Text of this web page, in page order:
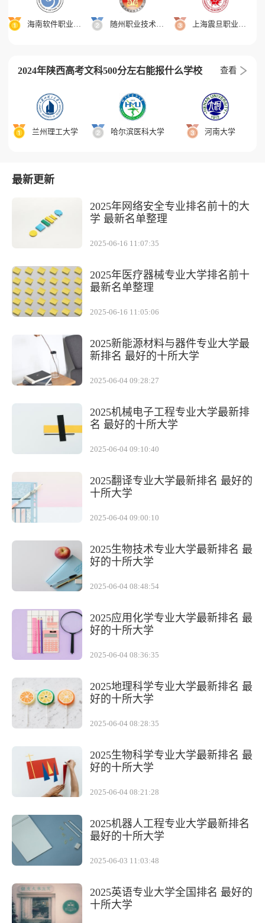
海南软件职业技术学院 随州职业技术学院 上海震旦职业学院
2024年陕西高考文科500分左右能报什么学校 查看
兰州理工大学 哈尔滨医科大学 河南大学
最新更新
2025年网络安全专业排名前十的大
学 最新名单整理
2025-06-16 11:07:35
2025年医疗器械专业大学排名前十
最新名单整理
2025-06-16 11:05:06
2025新能源材料与器件专业大学最
新排名 最好的十所大学
2025-06-04 09:28:27
2025机械电子工程专业大学最新排
名 最好的十所大学
2025-06-04 09:10:40
2025翻译专业大学最新排名 最好的
十所大学
2025-06-04 09:00:10
2025生物技术专业大学最新排名 最
好的十所大学
2025-06-04 08:48:54
2025应用化学专业大学最新排名 最
好的十所大学
2025-06-04 08:36:35
2025地理科学专业大学最新排名 最
好的十所大学
2025-06-04 08:28:35
2025生物科学专业大学最新排名 最
好的十所大学
2025-06-04 08:21:28
2025机器人工程专业大学最新排名
最好的十所大学
2025-06-03 11:03:48
2025英语专业大学全国排名 最好的
十所大学